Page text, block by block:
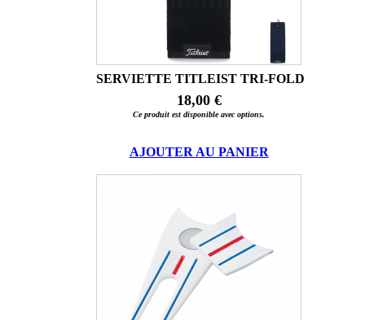
SERVIETTE TITLEIST TRI-FOLD
18,00 €
Ce produit est disponible avec options.
AJOUTER AU PANIER